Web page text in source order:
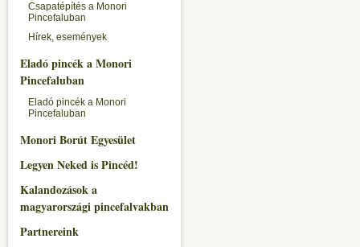
Csapatépítés a Monori
Pincefaluban
Hírek, események
Eladó pincék a Monori
Pincefaluban
Eladó pincék a Monori
Pincefaluban
Monori Borút Egyesület
Legyen Neked is Pincéd!
Kalandozások a
magyarországi pincefalvakban
Partnereink